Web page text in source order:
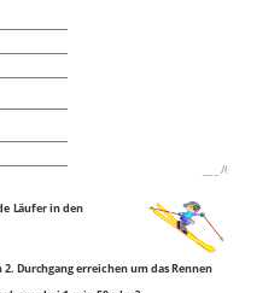
/6P
Läufer in den
Durchgang erreichen um das Rennen